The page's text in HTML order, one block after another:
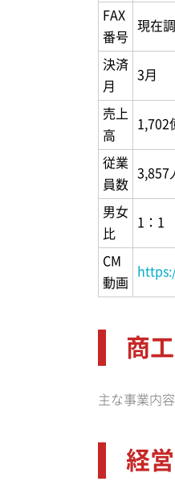
FAX
番号
現在
決済
月
3月
売上
高
1,702
従業
員数
3,857
男女
比
1：1
CM
動画
商
主な事業内
経